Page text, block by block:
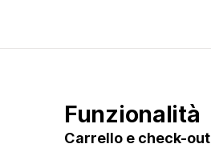
Funzionalità
Carrello e check-out